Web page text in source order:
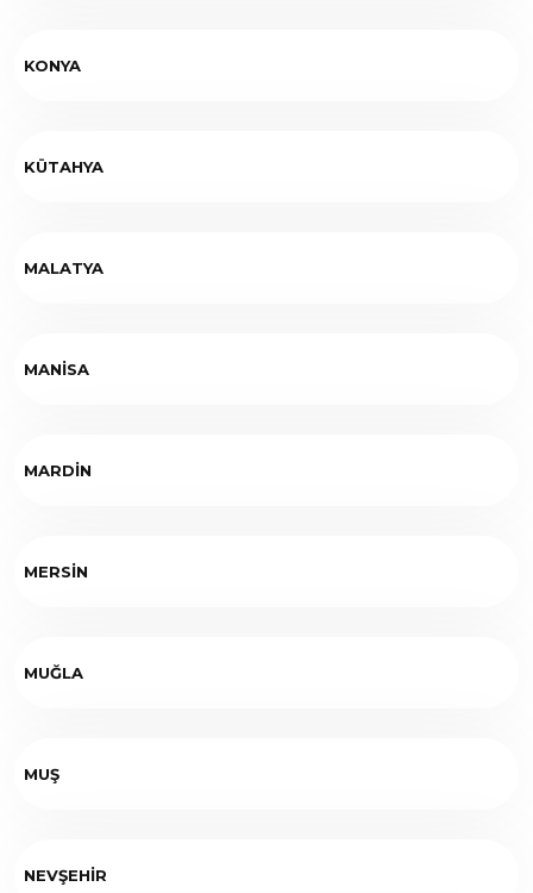
KONYA
KÜTAHYA
MALATYA
MANİSA
MARDİN
MERSİN
MUĞLA
MUŞ
NEVŞEHİR